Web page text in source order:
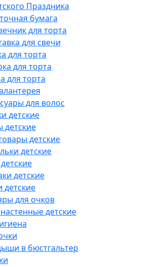
Праздника
бумага
для торта
для свечи
для торта
для торта
для торта
для волос
детские
детские
детские
детские
детские
детские
для очков
детские
в бюстгальтер